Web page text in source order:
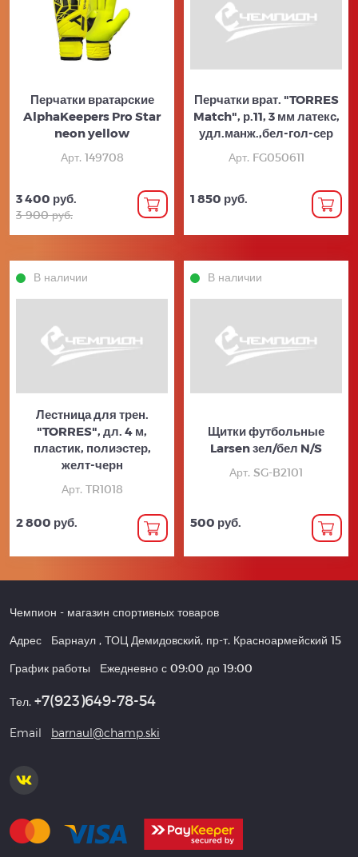
Перчатки вратарские
AlphaKeepers Pro Star
neon yellow
Арт. 149708
3 400 руб.
3 900 руб.
Перчатки врат. "TORRES
Match", р.11, 3 мм латекс,
удл.манж.,бел-гол-сер
Арт. FG050611
1 850 руб.
В наличии
Лестница для трен.
"TORRES", дл. 4 м,
пластик, полиэстер,
желт-черн
Арт. TR1018
2 800 руб.
В наличии
Щитки футбольные
Larsen зел/бел N/S
Арт. SG-B2101
500 руб.
Чемпион - магазин спортивных товаров
Адрес Барнаул , ТОЦ Демидовский, пр-т. Красноармейский 15
График работы Ежедневно с 09:00 до 19:00
Тел. +7(923)649-78-54
Email barnaul@champ.ski